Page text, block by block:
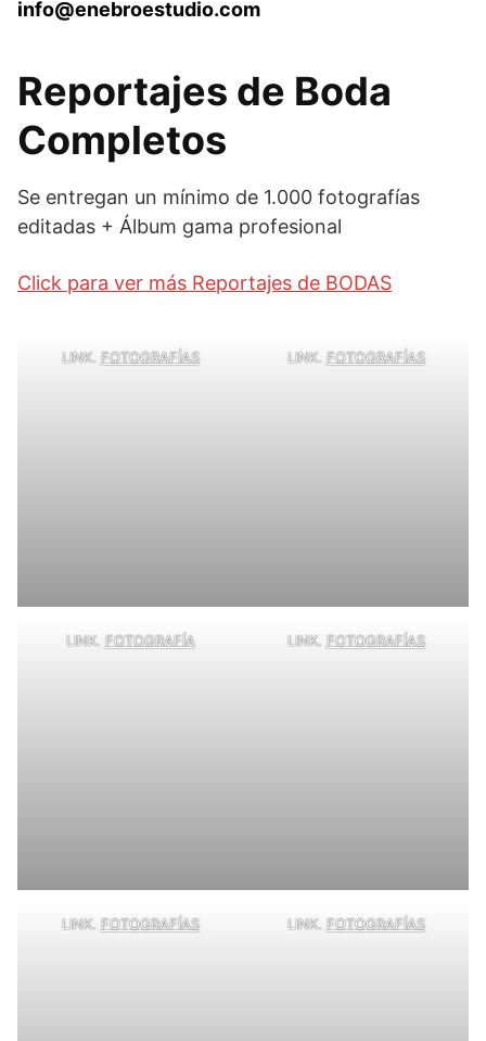
info@enebroestudio.com
Reportajes de Boda
Completos
Se entregan un mínimo de 1.000 fotografías
editadas + Álbum gama profesional
Click para ver más Reportajes de BODAS
LINK. FOTOGRAFÍAS LINK. FOTOGRAFÍAS
LINK. FOTOGRAFÍA LINK. FOTOGRAFÍAS
LINK. FOTOGRAFÍAS LINK. FOTOGRAFÍAS